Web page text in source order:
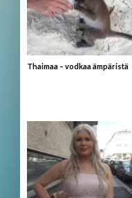
Thaimaa – vodkaa ämpäristä